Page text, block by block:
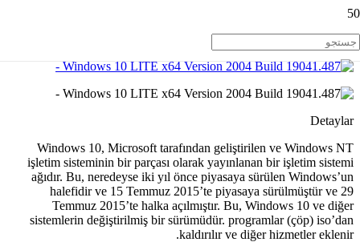
Detaylar
Windows 10, Microsoft tarafından geliştirilen ve Windows NT
işletim sisteminin bir parçası olarak yayınlanan bir işletim sistemi
ağıdır. Bu, neredeyse iki yıl önce piyasaya sürülen Windows’un
halefidir ve 15 Temmuz 2015’te piyasaya sürülmüştür ve 29
Temmuz 2015’te halka açılmıştır. Bu, Windows 10 ve diğer
sistemlerin değiştirilmiş bir sürümüdür. programlar (çöp) iso’dan
kaldırılır ve diğer hizmetler eklenir.